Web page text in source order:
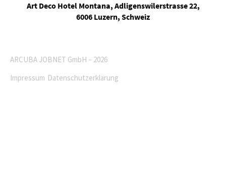
Art Deco Hotel Montana, Adligenswilerstrasse 22,
6006 Luzern, Schweiz
ARCUBA JOBNET GmbH – 2026
Impressum Datenschutzerklärung